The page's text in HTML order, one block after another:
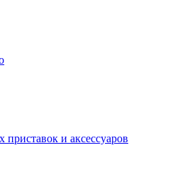
приставок и аксессуаров